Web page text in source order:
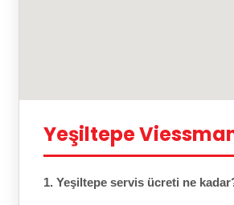
Yeşiltepe
1. Yeşiltepe servis ücreti ne